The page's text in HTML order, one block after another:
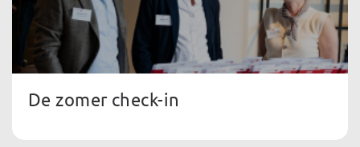
De zomer check-in